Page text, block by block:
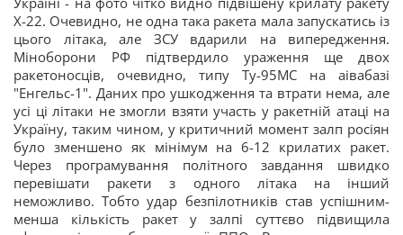
Х-22. Очевидно, не одна така ракета мала запускатись із
цього літака, але ЗСУ вдарили на випередження.
Міноборони РФ підтвердило ураження ще двох
ракетоносців, очевидно, типу Ту-95МС на аівабазі
"Енгельс-1". Даних про ушкодження та втрати нема, але
усі ці літаки не змогли взяти участь у ракетній атаці на
Україну, таким чином, у критичний момент залп росіян
було зменшено як мінімум на 6-12 крилатих ракет.
Через програмування політного завдання швидко
перевішати ракети з одного літака на інший
неможливо. Тобто удар безпілотників став успішним-
менша кількість ракет у залпі суттєво підвищила